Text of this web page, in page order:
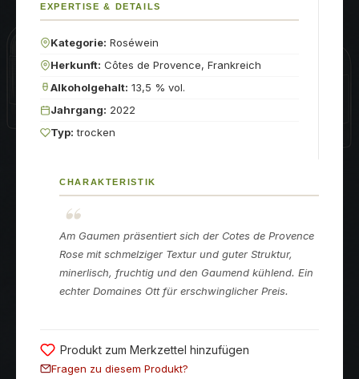
EXPERTISE & DETAILS
Kategorie: Roséwein
Herkunft: Côtes de Provence, Frankreich
Alkoholgehalt: 13,5 % vol.
Jahrgang: 2022
Typ: trocken
CHARAKTERISTIK
Am Gaumen präsentiert sich der Cotes de Provence
Rose mit schmelziger Textur und guter Struktur,
minerlisch, fruchtig und den Gaumend kühlend. Ein
echter Domaines Ott für erschwinglicher Preis.
Produkt zum Merkzettel hinzufügen
Fragen zu diesem Produkt?